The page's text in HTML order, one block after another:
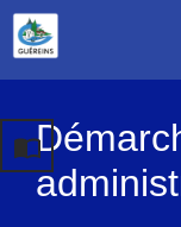
import_contacts